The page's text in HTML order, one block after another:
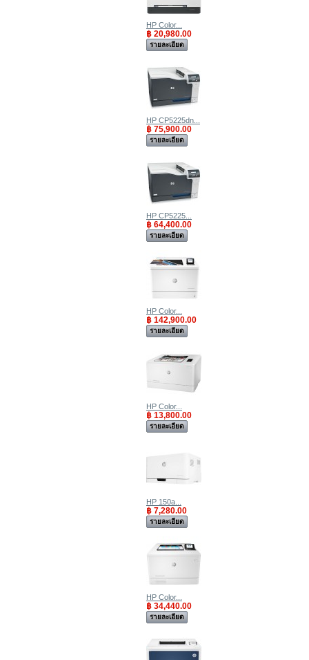
HP Color...
฿ 20,980.00
รายละเอียด
HP CP5225dn...
฿ 75,900.00
รายละเอียด
HP CP5225...
฿ 64,400.00
รายละเอียด
HP Color...
฿ 142,900.00
รายละเอียด
HP Color...
฿ 13,800.00
รายละเอียด
HP 150a...
฿ 7,280.00
รายละเอียด
HP Color...
฿ 34,440.00
รายละเอียด